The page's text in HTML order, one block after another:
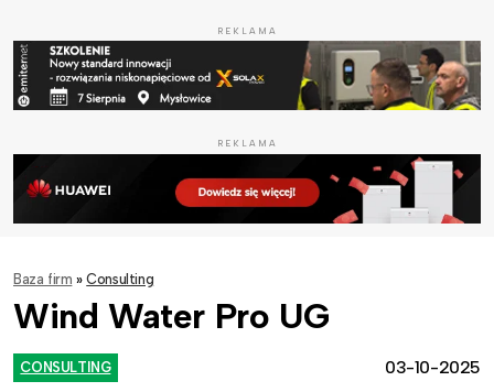
REKLAMA
REKLAMA
Baza firm » Consulting
Wind Water Pro UG
CONSULTING 03-10-2025